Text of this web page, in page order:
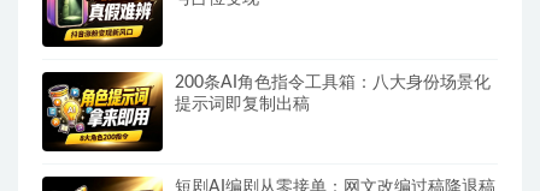
200条AI角色指令工具箱：八大身份场景化
提示词即复制出稿